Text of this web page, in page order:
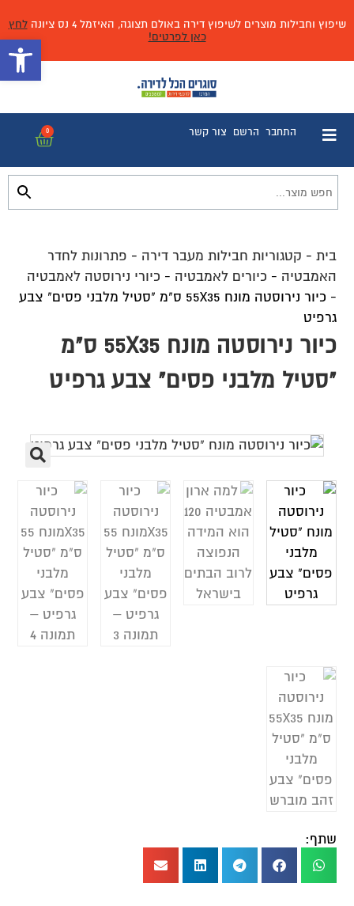
שיפוץ וחבילות מוצרים לשיפוץ דירה באולם תצוגה, האיזמל 4 נס ציונה
לחץ
כאן לפרטים!
התחבר הרשם צור קשר 0
בית - קטגוריות חבילות מעבר דירה - פתרונות לחדר
האמבטיה - כיורים לאמבטיה - כיורי נירוסטה לאמבטיה
-
כיור נירוסטה מונח 55X35 ס"מ "סטיל מלבני פסים" צבע
גרפיט
כיור נירוסטה מונח 55X35 ס"מ
"סטיל מלבני פסים" צבע גרפיט
שתף: